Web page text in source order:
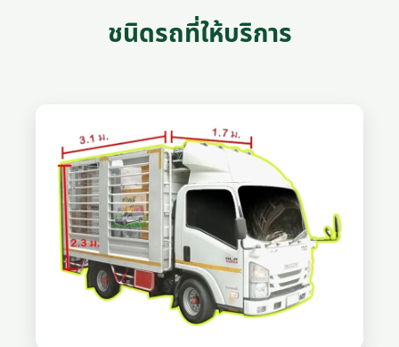
ชนิดรถที่ให้บริการ